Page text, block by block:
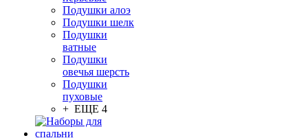
Подушки алоэ
Подушки шелк
Подушки
ватные
Подушки
овечья шерсть
Подушки
пуховые
+ ЕЩЕ 4